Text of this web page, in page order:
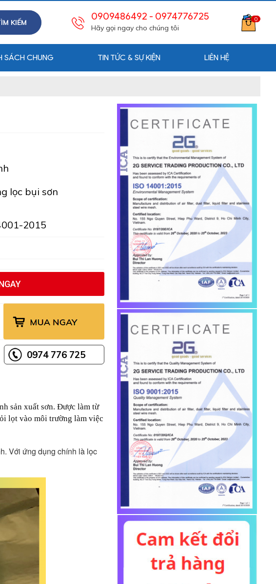
KIẾM
0909486492 - 0974776725
Hãy gọi ngay cho chúng tôi
0
SÁCH CHUNG TIN TỨC & SỰ KIỆN LIÊN HỆ
lọc bụi sơn
2015
0974 776 725
sản xuất sơn. Được làm từ
lọt vào môi trường làm việc
Với ứng dụng chính là lọc